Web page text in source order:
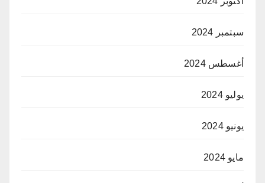
سبتمبر 2024
أغسطس 2024
يوليو 2024
يونيو 2024
مايو 2024